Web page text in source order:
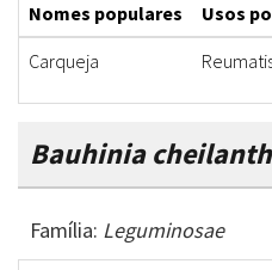
Nomes populares Usos
Carqueja
Bauhinia
Família: Leguminosae